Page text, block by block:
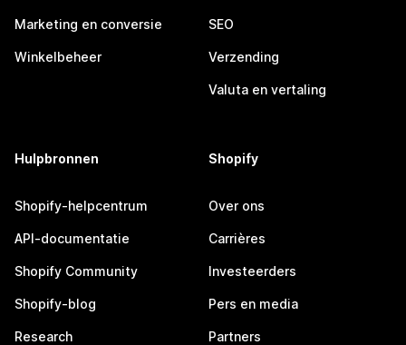
Marketing en conversie
Winkelbeheer
SEO
Verzending
Valuta en vertaling
Hulpbronnen
Shopify-helpcentrum
API-documentatie
Shopify Community
Shopify-blog
Research
Shopify
Over ons
Carrières
Investeerders
Pers en media
Partners